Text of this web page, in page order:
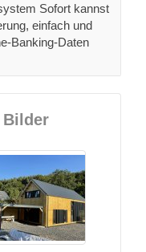
Sofort kannst
einfach und
Banking-Daten
Bilder